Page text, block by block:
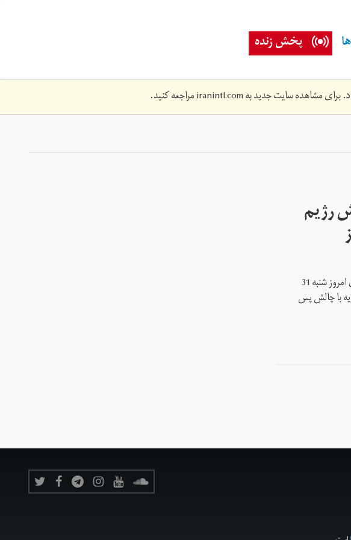
پخش زنده
برای مشاهده سایت جدید بهiranintl.comمراجعه کنید.
رژیم
اندیشکده چتام هاوس (Chatham House) در لندن امروز شنبه 31
با چالش پس